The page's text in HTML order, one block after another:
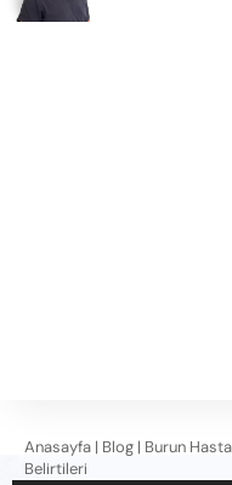
Anasayfa | Blog | Burun
Belirtileri